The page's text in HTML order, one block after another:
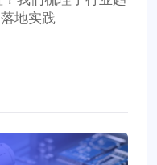
地实践